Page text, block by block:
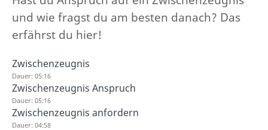
und wie fragst du am besten danach? Das
erfährst du hier!
Zwischenzeugnis
Dauer: 05:16
Zwischenzeugnis Anspruch
Dauer: 05:16
Zwischenzeugnis anfordern
Dauer: 04:58